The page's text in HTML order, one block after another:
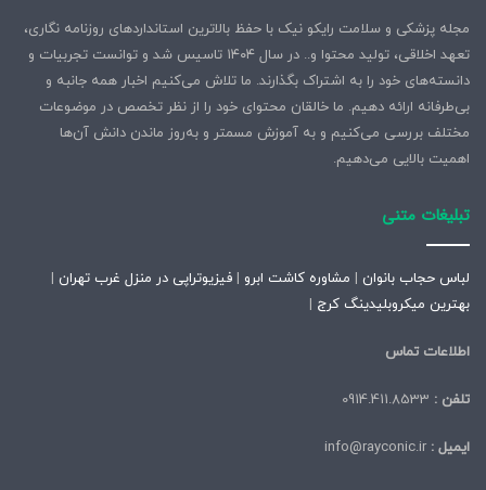
مجله پزشکی و سلامت رایکو نیک با حفظ بالاترین استانداردهای روزنامه نگاری،
تعهد اخلاقی، تولید محتوا و.. در سال ۱۴۰۴ تاسیس شد و توانست تجربیات و
دانسته‌های خود را به اشتراک بگذارند. ما تلاش می‌کنیم اخبار همه جانبه و
بی‌طرفانه ارائه دهیم. ما خالقان محتوای خود را از نظر تخصص در موضوعات
مختلف بررسی می‌کنیم و به آموزش مسمتر و به‌روز ماندن دانش آن‌ها
اهمیت بالایی می‌دهیم.
تبلیغات متنی
لباس حجاب بانوان | مشاوره کاشت ابرو | فیزیوتراپی در منزل غرب تهران |
بهترین میکروبلیدینگ کرج |
اطلاعات تماس
تلفن :
ایمیل :